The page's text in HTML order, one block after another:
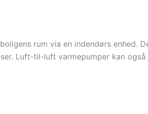
rum via en indendørs enhed.
Luft-til-luft varmepumper kan også